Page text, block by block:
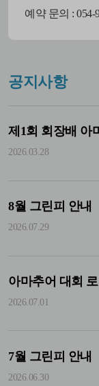
예약 문의 : 054-
공지사항
제1회 회장배 아
2026.03.28
8월 그린피 안내
2026.07.29
아마추어 대회
2026.07.01
7월 그린피 안내
2026.06.30